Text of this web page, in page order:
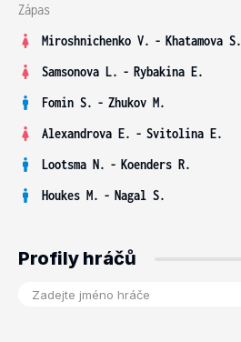
Zápas
Miroshnichenko V. - Khatamova S.
Samsonova L. - Rybakina E.
Fomin S. - Zhukov M.
Alexandrova E. - Svitolina E.
Lootsma N. - Koenders R.
Houkes M. - Nagal S.
Profily hráčů